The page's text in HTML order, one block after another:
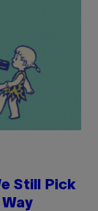
Still Pick